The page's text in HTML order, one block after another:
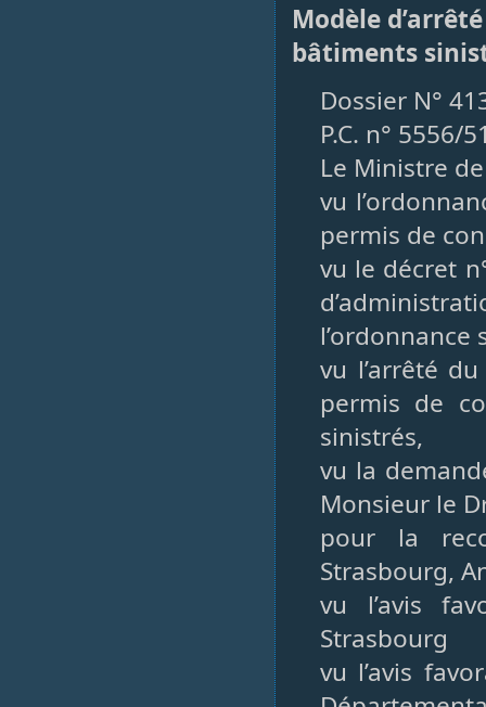
Modèle
bâtiments
Dossier N°
P.C. n° 5556/
Le Ministre
vu
permis de
vu le décret
l’ordonnance
vu l’arrêté
permis de
sinistrés,
vu la
Monsieur le
pour la
Strasbourg,
vu l’avis
Strasbourg
vu l’avis